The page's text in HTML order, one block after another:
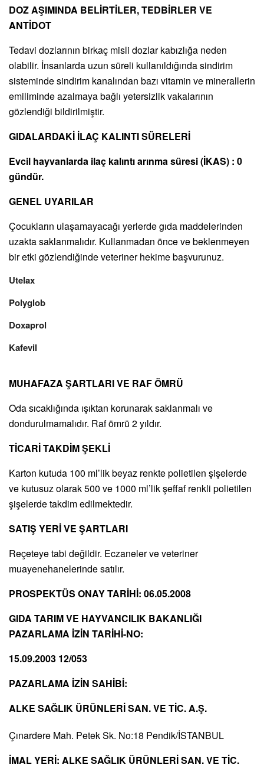
DOZ AŞIMINDA BELİRTİLER, TEDBİRLER VE
ANTİDOT
Tedavi dozlarının birkaç misli dozlar kabızlığa neden
olabilir. İnsanlarda uzun süreli kullanıldığında sindirim
sisteminde sindirim kanalından bazı vitamin ve minerallerin
emiliminde azalmaya bağlı yetersizlik vakalarının
gözlendiği bildirilmiştir.
GIDALARDAKİ İLAÇ KALINTI SÜRELERİ
Evcil hayvanlarda ilaç kalıntı arınma süresi (İKAS) : 0
gündür.
GENEL UYARILAR
Çocukların ulaşamayacağı yerlerde gıda maddelerinden
uzakta saklanmalıdır. Kullanmadan önce ve beklenmeyen
bir etki gözlendiğinde veteriner hekime başvurunuz.
Utelax
Polyglob
Doxaprol
Kafevil
MUHAFAZA ŞARTLARI VE RAF ÖMRÜ
Oda sıcaklığında ışıktan korunarak saklanmalı ve
dondurulmamalıdır. Raf ömrü 2 yıldır.
TİCARİ TAKDİM ŞEKLİ
Karton kutuda 100 ml’lik beyaz renkte polietilen şişelerde
ve kutusuz olarak 500 ve 1000 ml’lik şeffaf renkli polietilen
şişelerde takdim edilmektedir.
SATIŞ YERİ VE ŞARTLARI
Reçeteye tabi değildir. Eczaneler ve veteriner
muayenehanelerinde satılır.
PROSPEKTÜS ONAY TARİHİ: 06.05.2008
GIDA TARIM VE HAYVANCILIK BAKANLIĞI
PAZARLAMA İZİN TARİHİ-NO:
15.09.2003 12/053
PAZARLAMA İZİN SAHİBİ:
ALKE SAĞLIK ÜRÜNLERİ SAN. VE TİC. A.Ş.
Çınardere Mah. Petek Sk. No:18 Pendik/İSTANBUL
İMAL YERİ: ALKE SAĞLIK ÜRÜNLERİ SAN. VE TİC.